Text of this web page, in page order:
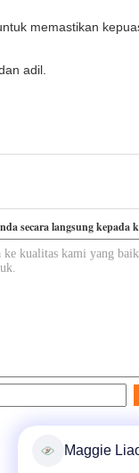
memastikan
adil.
secara langsung kepada
Maggie